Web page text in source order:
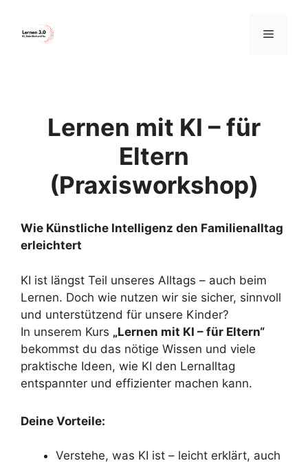
springen
Menü
Lernen mit KI – für
Eltern
(Praxisworkshop)
Wie Künstliche Intelligenz den Familienalltag
erleichtert
KI ist längst Teil unseres Alltags – auch beim
Lernen. Doch wie nutzen wir sie sicher, sinnvoll
und unterstützend für unsere Kinder?
In unserem Kurs „Lernen mit KI – für Eltern“
bekommst du das nötige Wissen und viele
praktische Ideen, wie KI den Lernalltag
entspannter und effizienter machen kann.
Deine Vorteile:
Verstehe, was KI ist – leicht erklärt, auch